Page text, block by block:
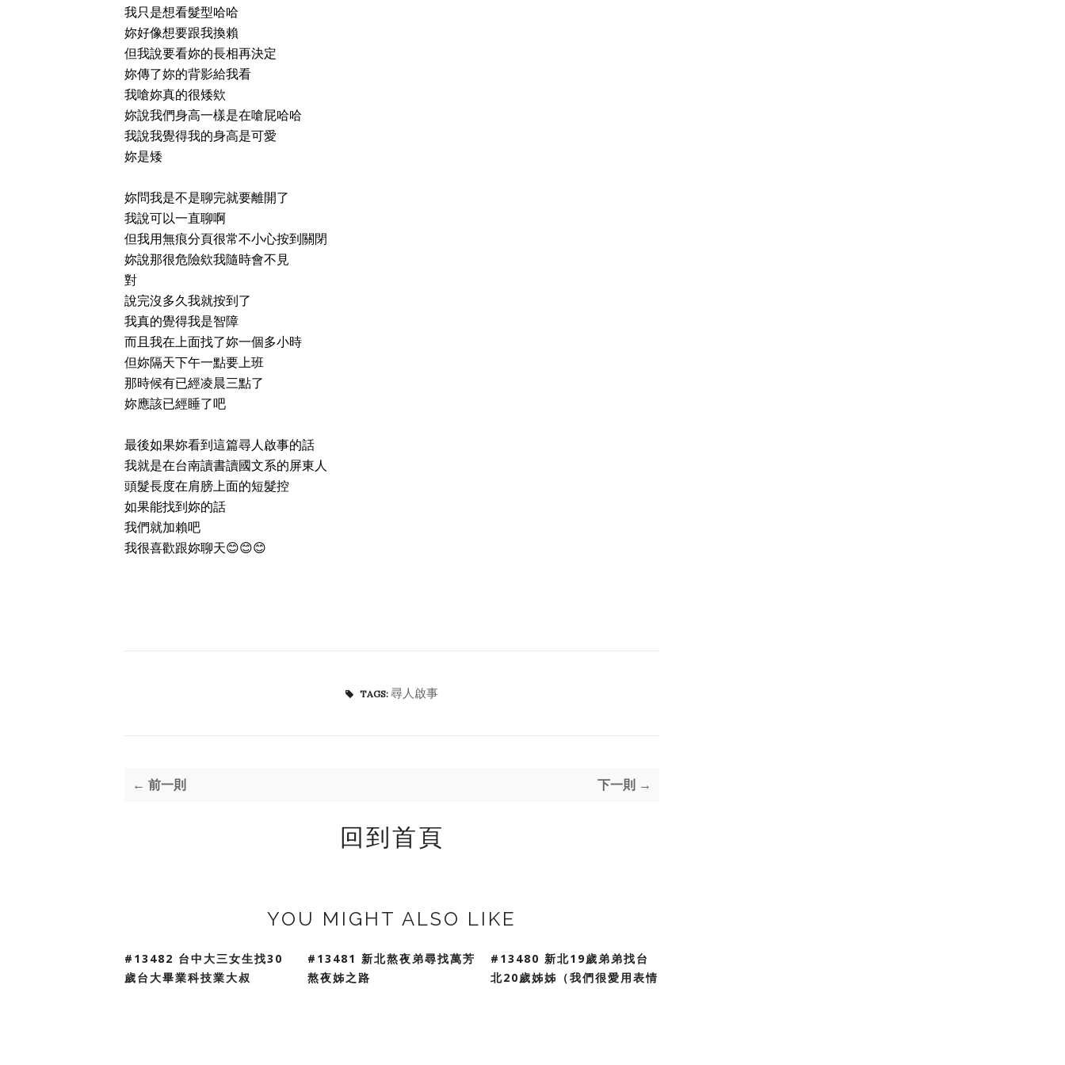
我只是想看髮型哈哈
妳好像想要跟我換賴
但我說要看妳的長相再決定
妳傳了妳的背影給我看
我嗆妳真的很矮欸
妳說我們身高一樣是在嗆屁哈哈
我說我覺得我的身高是可愛
妳是矮
妳問我是不是聊完就要離開了
我說可以一直聊啊
但我用無痕分頁很常不小心按到關閉
妳說那很危險欸我隨時會不見
對
說完沒多久我就按到了
我真的覺得我是智障
而且我在上面找了妳一個多小時
但妳隔天下午一點要上班
那時候有已經凌晨三點了
妳應該已經睡了吧
最後如果妳看到這篇尋人啟事的話
我就是在台南讀書讀國文系的屏東人
頭髮長度在肩膀上面的短髮控
如果能找到妳的話
我們就加賴吧
我很喜歡跟妳聊天😊😊😊
TAGS: 尋人啟事
← 前一則 下一則 →
回到首頁
YOU MIGHT ALSO LIKE
#13482 台中大三女生找30
歲台大畢業科技業大叔
#13481 新北熬夜弟尋找萬芳
熬夜姊之路
#13480 新北19歲弟弟找台
北20歲姊姊（我們很愛用表情